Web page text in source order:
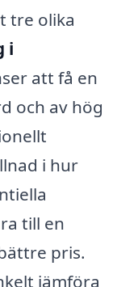
tre olika
i
att få en
och av hög
i hur
till en
pris.
jämföra